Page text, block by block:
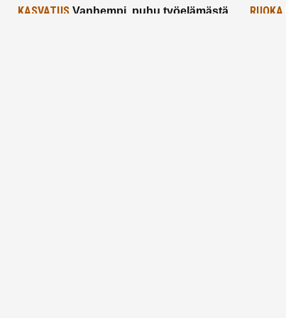
KASVATUS Vanhempi, puhu työelämästä
RUOKA